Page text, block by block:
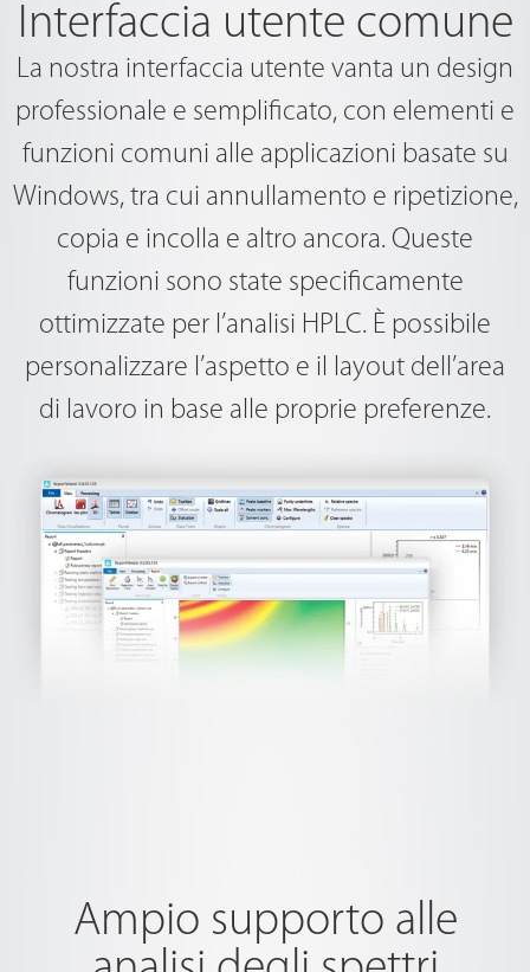
Interfaccia utente comune
La nostra interfaccia utente vanta un design
professionale e semplificato, con elementi e
funzioni comuni alle applicazioni basate su
Windows, tra cui annullamento e ripetizione,
copia e incolla e altro ancora. Queste
funzioni sono state specificamente
ottimizzate per l’analisi HPLC. È possibile
personalizzare l’aspetto e il layout dell’area
di lavoro in base alle proprie preferenze.
Ampio supporto alle